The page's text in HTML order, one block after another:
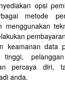
opsi
metode
menggunakan
keamanan data
percaya diri,
anda.